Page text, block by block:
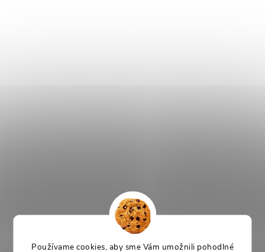
Používame cookies, aby sme Vám umožnili pohodlné